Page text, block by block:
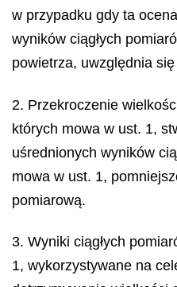
w przypadku gdy ta
wyników ciągłych
powietrza, uwzględnia
2. Przekroczenie
których mowa w ust. 1,
uśrednionych wyników
mowa w ust. 1,
pomiarową.
3. Wyniki ciągłych
1, wykorzystywane na